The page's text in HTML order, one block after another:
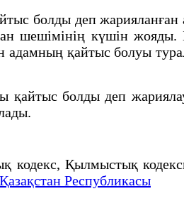
болды деп жарияланған
шешімінің күшін
қайтыс болуы
болды деп
кодекс, Қылмыстық
Қазақстан Республикасы